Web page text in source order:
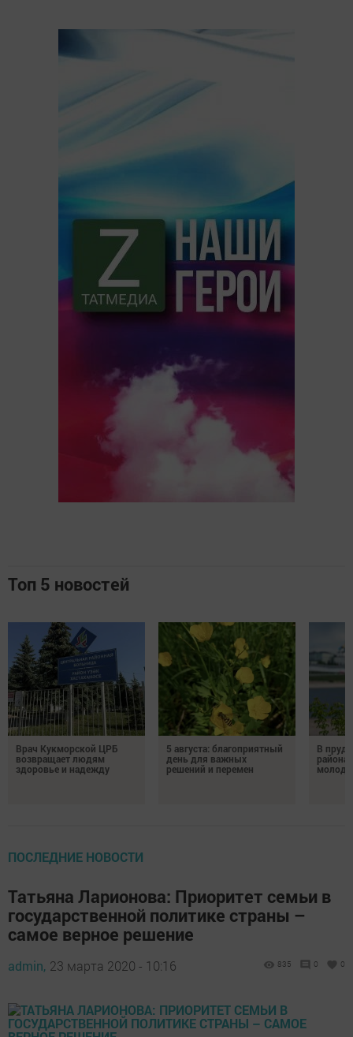
Топ 5 новостей
Врач Кукморской ЦРБ
возвращает людям
здоровье и надежду
5 августа: благоприятный
день для важных
решений и перемен
В
района
ПОСЛЕДНИЕ НОВОСТИ
Татьяна Ларионова: Приоритет семьи в
государственной политике страны –
самое верное решение
admin, 23 марта 2020 - 10:16 835 0 0